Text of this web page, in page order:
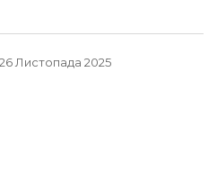
26 Листопада 2025